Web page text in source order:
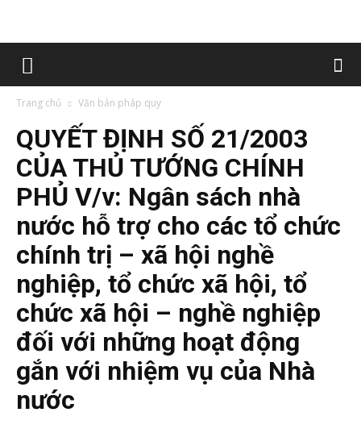
Trang chủ Văn bản pháp quy
QUYẾT ĐỊNH SỐ 21/2003
CỦA THỦ TƯỚNG CHÍNH
PHỦ V/v: Ngân sách nhà
nước hỗ trợ cho các tổ chức
chính trị – xã hội nghề
nghiệp, tổ chức xã hội, tổ
chức xã hội – nghề nghiệp
đối với những hoạt động
gắn với nhiệm vụ của Nhà
nước